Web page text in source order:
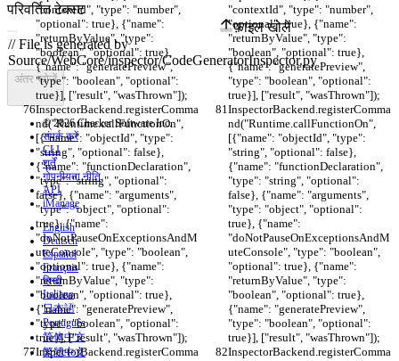
"contextId", "type": "number",
"optional": true}, {"name":
"returnByValue", "type":
"boolean", "optional": true},
{"name": "generatePreview",
"type": "boolean", "optional":
true}], ["result", "wasThrown"]);
"contextId", "type": "number",
"optional": true}, {"name":
"returnByValue", "type":
"boolean", "optional": true},
{"name": "generatePreview",
"type": "boolean", "optional":
true}], ["result", "wasThrown"]);
InspectorBackend.registerComma
nd("Runtime.callFunctionOn",
[{"name": "objectId", "type":
"string", "optional": false},
{"name": "functionDeclaration",
"type": "string", "optional":
false}, {"name": "arguments",
"type": "object", "optional":
true}, {"name":
"doNotPauseOnExceptionsAndM
uteConsole", "type": "boolean",
"optional": true}, {"name":
"returnByValue", "type":
"boolean", "optional": true},
{"name": "generatePreview",
"type": "boolean", "optional":
true}], ["result", "wasThrown"]);
InspectorBackend.registerComma
nd("Runtime.callFunctionOn",
[{"name": "objectId", "type":
"string", "optional": false},
{"name": "functionDeclaration",
"type": "string", "optional":
false}, {"name": "arguments",
"type": "object", "optional":
true}, {"name":
"doNotPauseOnExceptionsAndM
uteConsole", "type": "boolean",
"optional": true}, {"name":
"returnByValue", "type":
"boolean", "optional": true},
{"name": "generatePreview",
"type": "boolean", "optional":
true}], ["result", "wasThrown"]);
InspectorBackend.registerComma
InspectorBackend.registerComma
परिवर्तित टेक्स्ट
फ़ाइल खोलें
अंतर खोजें
© 2026 Checker Software Inc.
संपर्क करें
CLI
शर्तें
गोपनीयता नीति
API
iManage
English
Deutsch
Español
Français
हिन्दी
Italiano
日本語
Português
简体中文
繁體中文